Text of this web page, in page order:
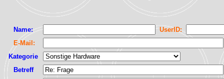
Name:
UserID:
E-Mail:
Kategorie
Betreff